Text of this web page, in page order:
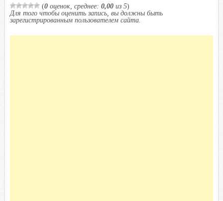
(0 оценок, среднее: 0,00 из 5)
Для того чтобы оценить запись, вы должны быть
зарегистрированным пользователем сайта.